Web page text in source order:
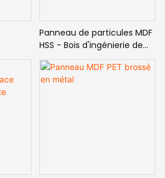
Panneau de particules MDF
HSS - Bois d'ingénierie de
haute qualité